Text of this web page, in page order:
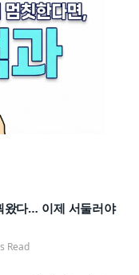
왔다… 이제 서둘러야
Read